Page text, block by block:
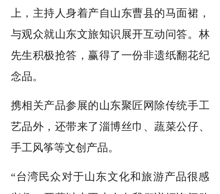
上，主持人身着产自山东曹县的马面裙，
与观众就山东文旅知识展开互动问答。林
先生积极抢答，赢得了一份非遗纸翻花纪
念品。
携相关产品参展的山东聚匠网除传统手工
艺品外，还带来了淄博丝巾、蔬菜公仔、
手工风筝等文创产品。
“台湾民众对于山东文化和旅游产品很感